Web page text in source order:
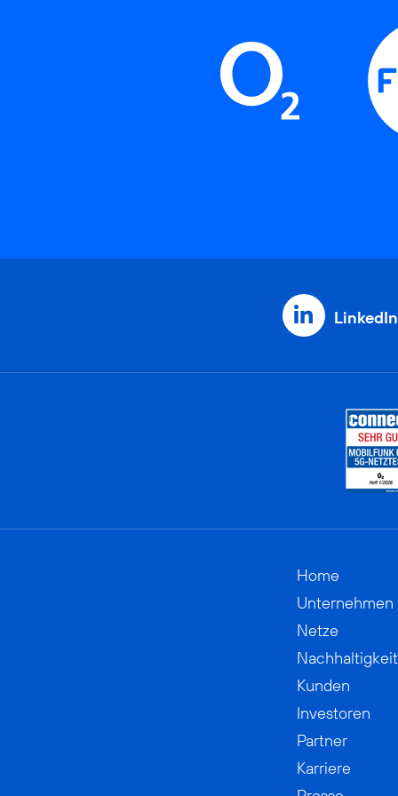
LinkedIn
Home
Unternehmen
Netze
Nachhaltigkeit
Kunden
Investoren
Partner
Karriere